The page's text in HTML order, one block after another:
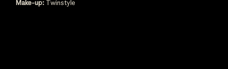
Make-up: Twinstyle